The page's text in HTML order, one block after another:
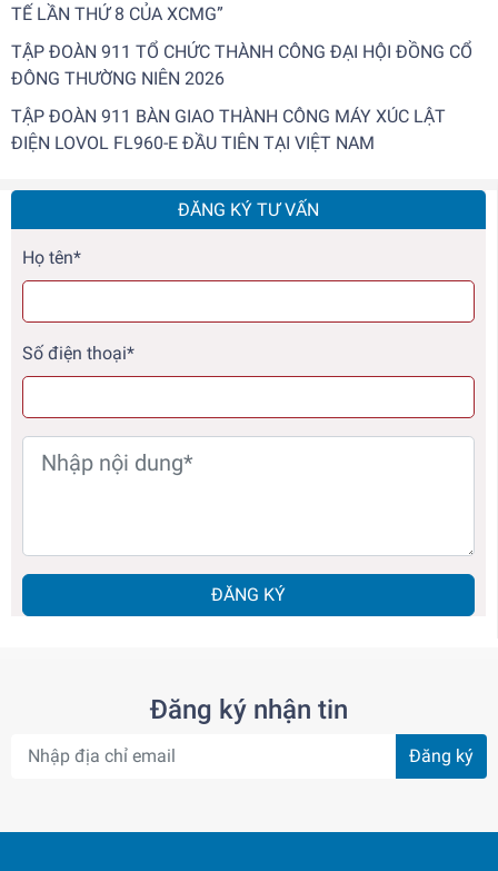
ĐĂNG KÝ TƯ VẤN
Họ tên*
Số điện thoại*
ĐĂNG KÝ
TẾ LẦN THỨ 8 CỦA XCMG”
TẬP ĐOÀN 911 TỔ CHỨC THÀNH CÔNG ĐẠI HỘI ĐỒNG CỔ
ĐÔNG THƯỜNG NIÊN 2026
TẬP ĐOÀN 911 BÀN GIAO THÀNH CÔNG MÁY XÚC LẬT
ĐIỆN LOVOL FL960-E ĐẦU TIÊN TẠI VIỆT NAM
Đăng ký nhận tin
Đăng ký